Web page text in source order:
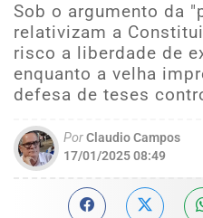
Sob o argumento da
relativizam a
risco a liberdade de
enquanto a velha
defesa de teses
PorClaudio Campos
17/01/2025 08:49